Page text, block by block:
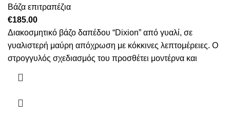
Βάζα επιτραπέζια
€185.00
Διακοσμητικό βάζο δαπέδου “Dixion” από γυαλί, σε
γυαλιστερή μαύρη απόχρωση με κόκκινες λεπτομέρειες. Ο
στρογγυλός σχεδιασμός του προσθέτει μοντέρνα και